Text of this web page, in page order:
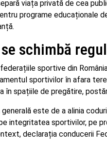
viața privată de cea
programe educaționale
se schimbă
sportive din
sportivilor în afara
în spațiile de pregătire,
generală este de a alinia
integritatea sportivilor, pe
declarația conducerii